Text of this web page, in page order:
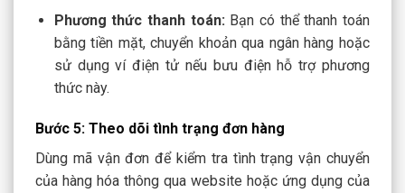
Phương thức thanh toán: Bạn có thể thanh toán
bằng tiền mặt, chuyển khoản qua ngân hàng hoặc
sử dụng ví điện tử nếu bưu điện hỗ trợ phương
thức này.
Bước 5: Theo dõi tình trạng đơn hàng
Dùng mã vận đơn để kiểm tra tình trạng vận chuyển
của hàng hóa thông qua website hoặc ứng dụng của